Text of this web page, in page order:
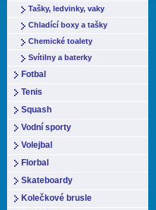
Tašky, ledvinky, vaky
Chladící boxy a tašky
Chemické toalety
Svítilny a baterky
Fotbal
Tenis
Squash
Vodní sporty
Volejbal
Florbal
Skateboardy
Kolečkové brusle